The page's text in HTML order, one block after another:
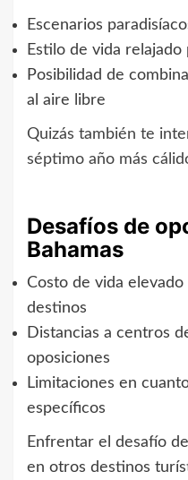
Escenarios
Estilo de vida
Posibilidad de
al aire libre
Quizás también te
séptimo año más
Desafíos de
Bahamas
Costo de vida
destinos
Distancias a centros
oposiciones
Limitaciones en
específicos
Enfrentar el desafío
en otros destinos